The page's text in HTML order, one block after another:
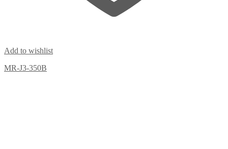
Add to wishlist
MR-J3-350B